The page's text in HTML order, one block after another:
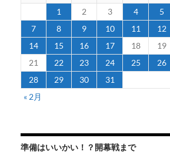
1
2 3 4 5
7
8 9 10 11 12
14
15 16 17 18 19
21
22 23 24 25 26
28
29 30
31
« 2月
準備はいいかい！？開幕戦まで